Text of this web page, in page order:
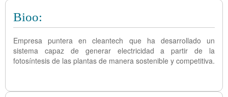
Bioo:
Empresa puntera en cleantech que ha desarrollado un
sistema capaz de generar electricidad a partir de la
fotosíntesis de las plantas de manera sostenible y competitiva.